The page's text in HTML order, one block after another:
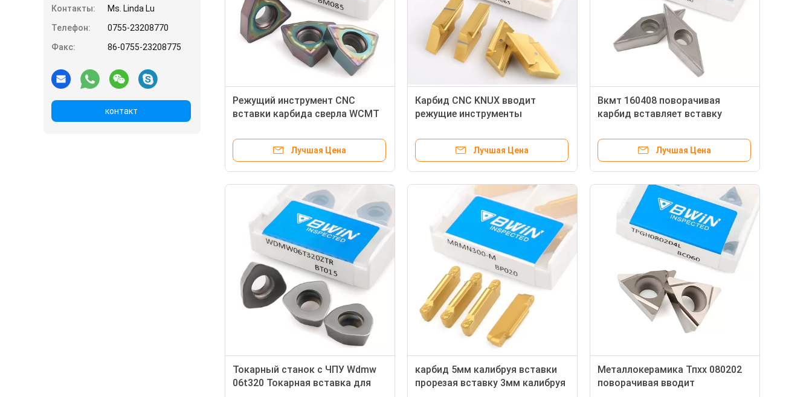
Контакты:
Ms. Linda Lu
Телефон:
0755-23208770
Факс:
86-0755-23208775
контакт
Режущий инструмент CNC
вставки карбида сверла WCMT
Лучшая Цена
Карбид CNC KNUX вводит
режущие инструменты
железа высокой точности
Лучшая Цена
Вкмт 160408 поворачивая
карбид вставляет вставку
инструмента нержавеющей
Лучшая Цена
Токарный станок с ЧПУ Wdmw
06t320 Токарная вставка для
карбид 5мм калибруя вставки
прорезая вставку 3мм калибруя
Металлокерамика Тпхх 080202
поворачивая вводит